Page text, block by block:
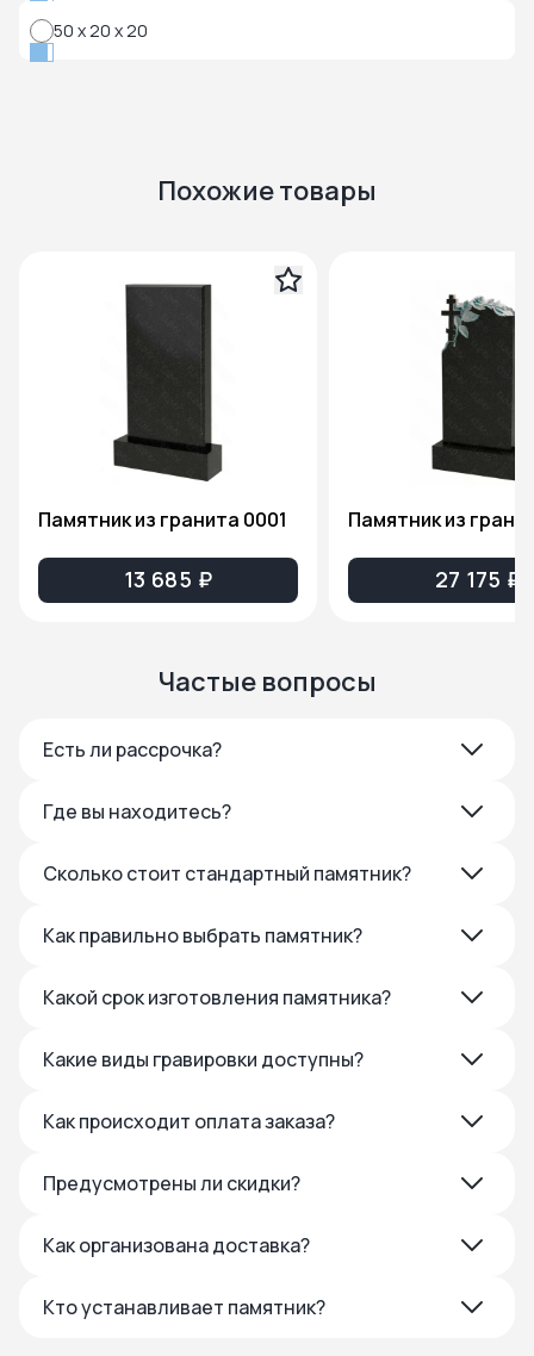
50 x 20 x 20
Похожие товары
Памятник из гранита 0001
13 685 ₽ 27 175 ₽
Частые вопросы
Есть ли рассрочка?
Где вы находитесь?
Сколько стоит стандартный памятник?
Как правильно выбрать памятник?
Какой срок изготовления памятника?
Какие виды гравировки доступны?
Как происходит оплата заказа?
Предусмотрены ли скидки?
Как организована доставка?
Кто устанавливает памятник?